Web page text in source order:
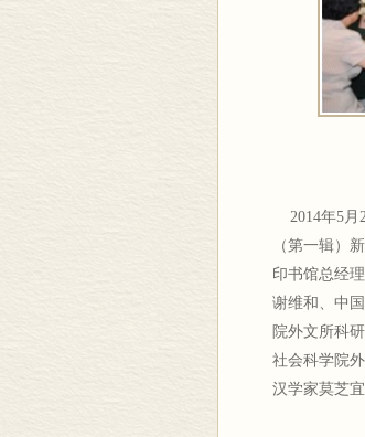
2014年5月
（第一辑）
印书馆总经
谢维和、中
院外文所科
社会科学院
汉学家莫芝